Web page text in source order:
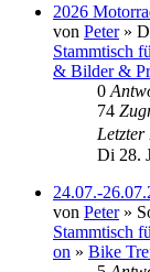
2026
von Peter»
Stammtisch
& Bilder &
0
74
Di 28.
24.07.-
von Peter»
Stammtisch
on » Bike